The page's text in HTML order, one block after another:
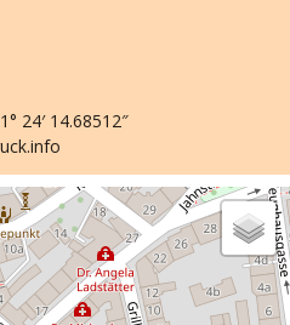
24′ 14.68512″